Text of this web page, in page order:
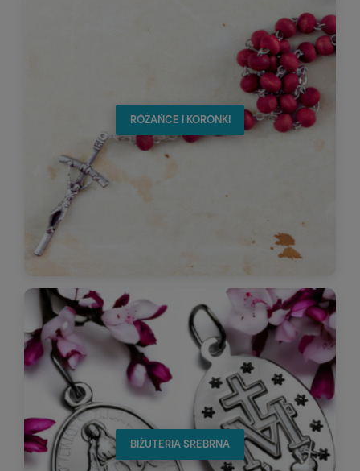
RÓŻAŃCE I KORONKI
BIŻUTERIA SREBRNA